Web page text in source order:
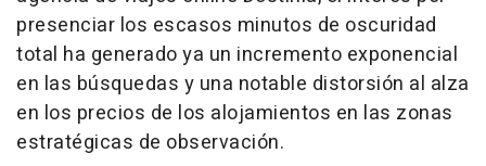
presenciar los escasos minutos de oscuridad
total ha generado ya un incremento exponencial
en las búsquedas y una notable distorsión al alza
en los precios de los alojamientos en las zonas
estratégicas de observación.